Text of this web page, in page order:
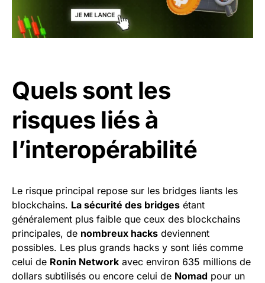
Quels sont les
risques liés à
l’interopérabilité
Le risque principal repose sur les bridges liants les
blockchains. La sécurité des bridges étant
généralement plus faible que ceux des blockchains
principales, de nombreux hacks deviennent
possibles. Les plus grands hacks y sont liés comme
celui de Ronin Network avec environ 635 millions de
dollars subtilisés ou encore celui de Nomad pour un